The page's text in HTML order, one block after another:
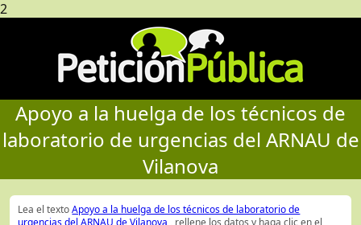
2
Apoyo a la huelga de los técnicos de
laboratorio de urgencias del ARNAU de
Vilanova
Lea el textoApoyo a la huelga de los técnicos de laboratorio de
urgencias del ARNAU de Vilanova , rellene los datos y haga clic en el